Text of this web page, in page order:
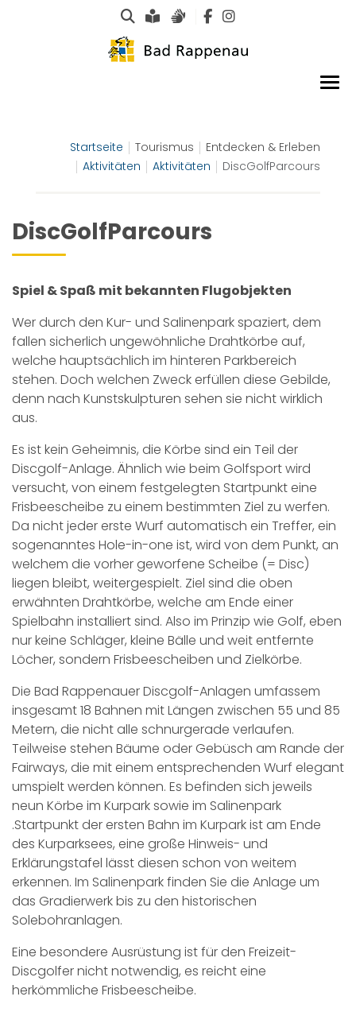
Suche
Leichte Sprache
Gebärdensprachen
Startseite Tourismus
Entdecken & Erleben
Aktivitäten
Aktivitäten DiscGolfParcours
DiscGolfParcours
Spiel & Spaß mit bekannten Flugobjekten
Wer durch den Kur- und Salinenpark spaziert, dem
fallen sicherlich ungewöhnliche Drahtkörbe auf,
welche hauptsächlich im hinteren Parkbereich
stehen. Doch welchen Zweck erfüllen diese Gebilde,
denn nach Kunstskulpturen sehen sie nicht wirklich
aus.
Es ist kein Geheimnis, die Körbe sind ein Teil der
Discgolf-Anlage. Ähnlich wie beim Golfsport wird
versucht, von einem festgelegten Startpunkt eine
Frisbeescheibe zu einem bestimmten Ziel zu werfen.
Da nicht jeder erste Wurf automatisch ein Treffer, ein
sogenanntes Hole-in-one ist, wird von dem Punkt, an
welchem die vorher geworfene Scheibe (= Disc)
liegen bleibt, weitergespielt. Ziel sind die oben
erwähnten Drahtkörbe, welche am Ende einer
Spielbahn installiert sind. Also im Prinzip wie Golf, eben
nur keine Schläger, kleine Bälle und weit entfernte
Löcher, sondern Frisbeescheiben und Zielkörbe.
Die Bad Rappenauer Discgolf-Anlagen umfassem
insgesamt 18 Bahnen mit Längen zwischen 55 und 85
Metern, die nicht alle schnurgerade verlaufen.
Teilweise stehen Bäume oder Gebüsch am Rande der
Fairways, die mit einem entsprechenden Wurf elegant
umspielt werden können. Es befinden sich jeweils
neun Körbe im Kurpark sowie im Salinenpark
.Startpunkt der ersten Bahn im Kurpark ist am Ende
des Kurparksees, eine große Hinweis- und
Erklärungstafel lässt diesen schon von weitem
erkennen. Im Salinenpark finden Sie die Anlage um
das Gradierwerk bis zu den historischen
Solebohranlagen.
Eine besondere Ausrüstung ist für den Freizeit-
Discgolfer nicht notwendig, es reicht eine
herkömmliche Frisbeescheibe.